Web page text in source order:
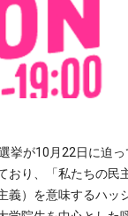
挙が10月22日に迫
おり、「私たちの民
義）を意味するハッ